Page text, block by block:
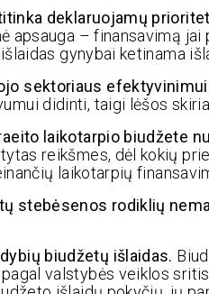
deklaruojamų
apsauga – finansavimą
gynybai ketinama
sektoriaus efektyvinimui
didinti, taigi lėšos
laikotarpio biudžete
reikšmes, dėl kokių
laikotarpių
stebėsenos rodiklių
biudžetų išlaidas.
valstybės veiklos